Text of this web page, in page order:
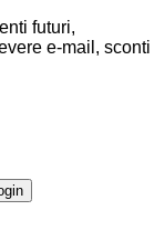
futuri,
e-mail, sconti